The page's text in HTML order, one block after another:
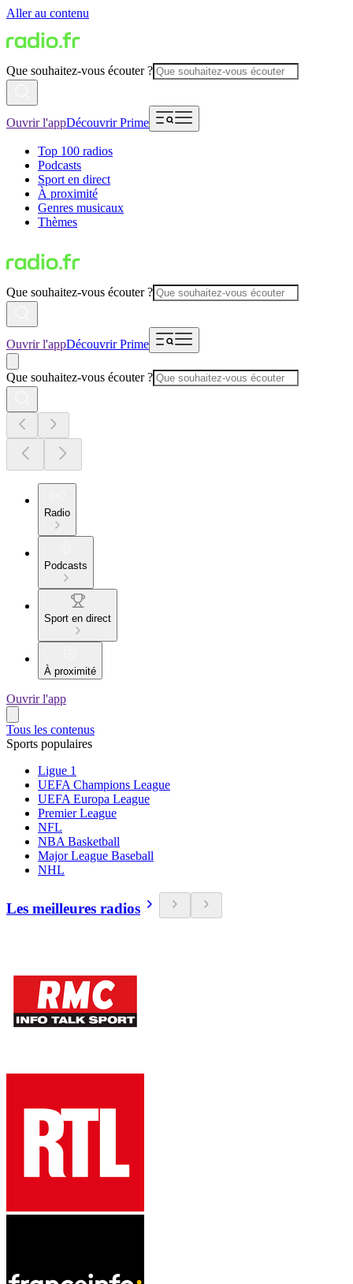
Aller au contenu
Que souhaitez-vous écouter ?
Ouvrir l'appDécouvrir Prime
Top 100 radios
Podcasts
Sport en direct
À proximité
Genres musicaux
Thèmes
Que souhaitez-vous écouter ?
Ouvrir l'appDécouvrir Prime
Que souhaitez-vous écouter ?
Radio
Podcasts
Sport en direct
À proximité
Ouvrir l'app
Tous les contenus
Sports populaires
Ligue 1
UEFA Champions League
UEFA Europa League
Premier League
NFL
NBA Basketball
Major League Baseball
NHL
Les meilleures radios